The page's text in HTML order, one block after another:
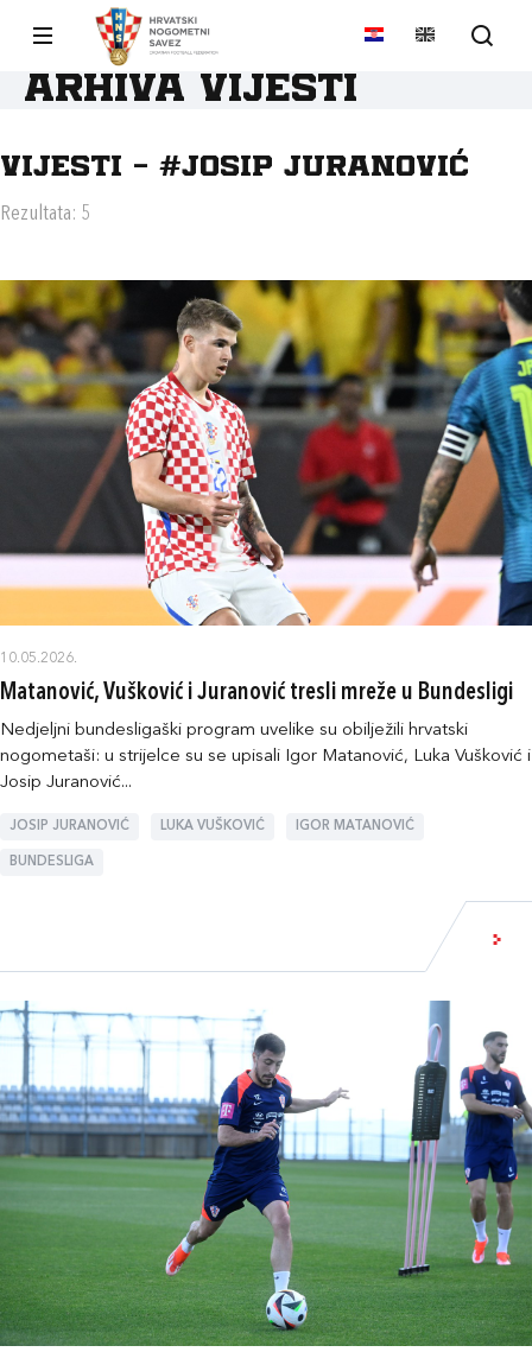
Arhiva vijesti
Vijesti - #JOSIP JURANOVIĆ
Rezultata: 5
10.05.2026.
Matanović, Vušković i Juranović tresli mreže u Bundesligi
Nedjeljni bundesligaški program uvelike su obilježili hrvatski
nogometaši: u strijelce su se upisali Igor Matanović, Luka Vušković i
Josip Juranović...
JOSIP JURANOVIĆ LUKA VUŠKOVIĆ IGOR MATANOVIĆ
BUNDESLIGA